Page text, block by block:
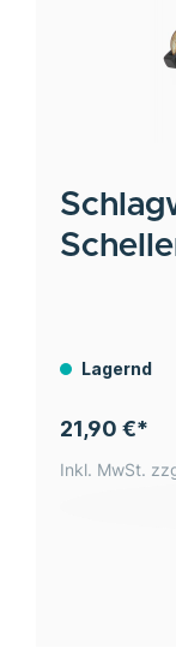
Lagernd
21,90 €*
Inkl. MwSt.